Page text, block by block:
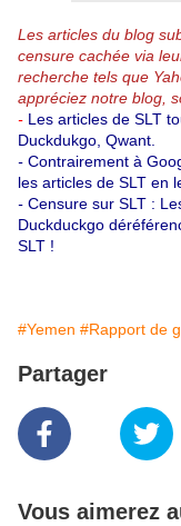
Les articles du blog
censure cachée via
recherche tels que
appréciez notre blog,
- Les articles de SLT
Duckdukgo, Qwant.
- Contrairement à
les articles de SLT en
- Censure sur SLT :
Duckduckgo
SLT !
#Yemen #Rapport de
Partager
Vous aimerez